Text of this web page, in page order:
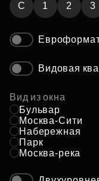
C 1 2 3
Видовая
Вид из окна
Бульвар
Москва-Сити
Набережная
Парк
Москва-река